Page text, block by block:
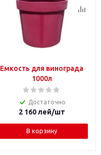
Емкость для винограда
1000л
Достаточно
2 160лей/шт
В корзину